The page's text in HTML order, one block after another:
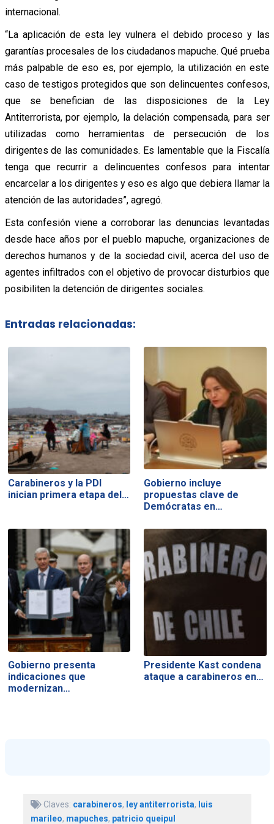
internacional.
“La aplicación de esta ley vulnera el debido proceso y las
garantías procesales de los ciudadanos mapuche. Qué prueba
más palpable de eso es, por ejemplo, la utilización en este
caso de testigos protegidos que son delincuentes confesos,
que se benefician de las disposiciones de la Ley
Antiterrorista, por ejemplo, la delación compensada, para ser
utilizadas como herramientas de persecución de los
dirigentes de las comunidades. Es lamentable que la Fiscalía
tenga que recurrir a delincuentes confesos para intentar
encarcelar a los dirigentes y eso es algo que debiera llamar la
atención de las autoridades”, agregó.
Esta confesión viene a corroborar las denuncias levantadas
desde hace años por el pueblo mapuche, organizaciones de
derechos humanos y de la sociedad civil, acerca del uso de
agentes infiltrados con el objetivo de provocar disturbios que
posibiliten la detención de dirigentes sociales.
Entradas relacionadas:
Carabineros y la PDI
inician primera etapa del…
Gobierno incluye
propuestas clave de
Demócratas en…
Gobierno presenta
indicaciones que
modernizan…
Presidente Kast condena
ataque a carabineros en…
Claves: carabineros, ley antiterrorista, luis
marileo, mapuches, patricio queipul